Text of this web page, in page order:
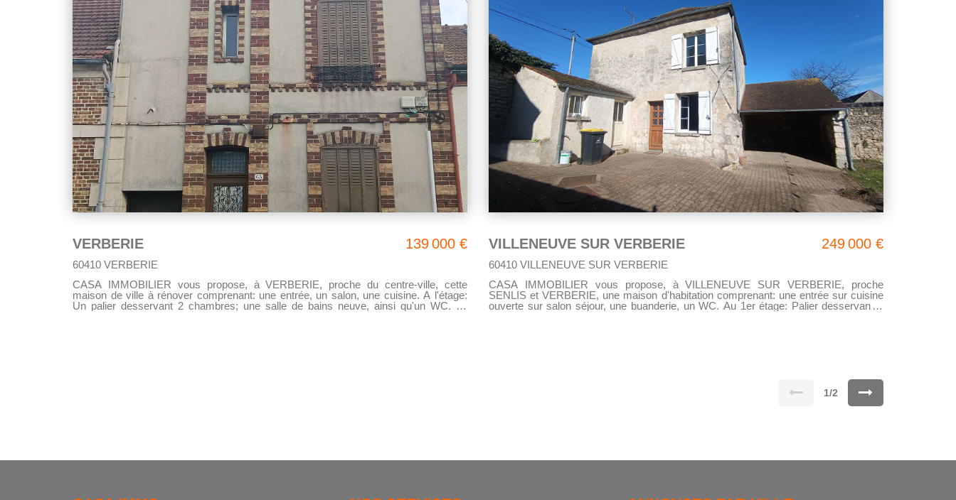
VERBERIE 139 000 €
60410 VERBERIE
CASA IMMOBILIER vous propose, à VERBERIE, proche du centre-ville, cette
maison de ville à rénover comprenant: une entrée, un salon, une cuisine. A l'étage:
Un palier desservant 2 chambres; une salle de bains neuve, ainsi qu'un WC. La
VILLENEUVE SUR VERBERIE 249 000 €
60410 VILLENEUVE SUR VERBERIE
CASA IMMOBILIER vous propose, à VILLENEUVE SUR VERBERIE, proche
SENLIS et VERBERIE, une maison d'habitation comprenant: une entrée sur cuisine
ouverte sur salon séjour, une buanderie, un WC. Au 1er étage: Palier desservant 2
1/2